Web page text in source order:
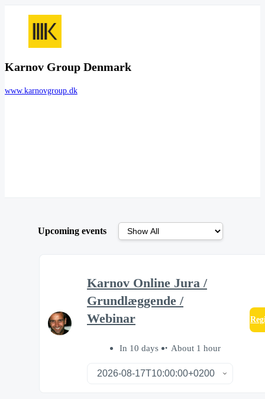
Karnov Group Denmark
www.karnovgroup.dk
Upcoming events
Karnov Online Jura /
Grundlæggende /
Webinar
In 10 days About 1 hour